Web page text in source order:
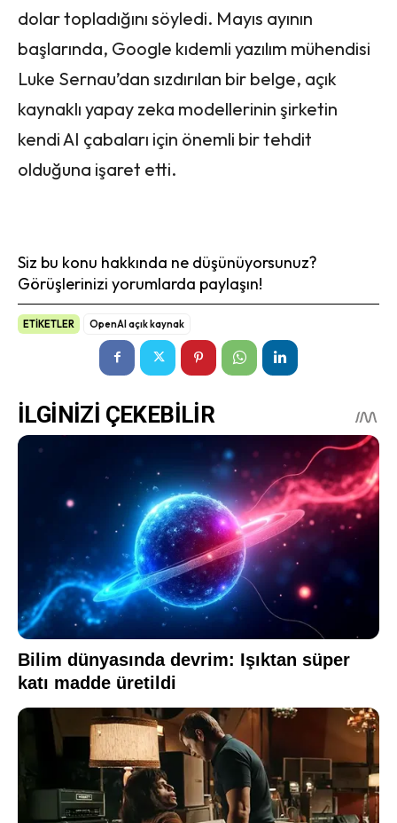
dolar topladığını söyledi. Mayıs ayının
başlarında, Google kıdemli yazılım mühendisi
Luke Sernau’dan sızdırılan bir belge, açık
kaynaklı yapay zeka modellerinin şirketin
kendi AI çabaları için önemli bir tehdit
olduğuna işaret etti.
Siz bu konu hakkında ne düşünüyorsunuz?
Görüşlerinizi yorumlarda paylaşın!
ETİKETLER OpenAI açık kaynak